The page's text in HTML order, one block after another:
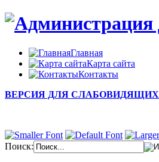
Главная
Карта сайта
Контакты
ВЕРСИЯ ДЛЯ СЛАБОВИДЯЩИХ
Поиск: